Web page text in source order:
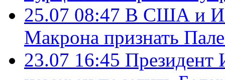
25.07 08:47 В США и
Макрона признать
23.07 16:45 Президент